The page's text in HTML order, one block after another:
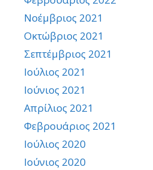
Νοέμβριος 2021
Οκτώβριος 2021
Σεπτέμβριος 2021
Ιούλιος 2021
Ιούνιος 2021
Απρίλιος 2021
Φεβρουάριος 2021
Ιούλιος 2020
Ιούνιος 2020